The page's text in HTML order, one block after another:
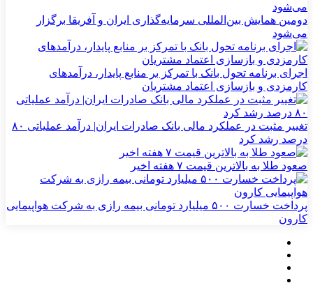
دومین همایش بین‌المللی سرمایه‌گذاری ایران و آفریقا برگزار
می‌شود
اجرای برنامه تحول بانک با تمرکز بر منابع پایدار، درآمدهای
کارمزدی و بازسازی اعتماد مشتریان
تغییر مثبت در عملکرد مالی بانک صادرات ایران| درآمد عملیاتی ۸۰
درصد رشد کرد
صعود طلا به بالاترین قیمت ۷ هفته اخیر
پرداخت خسارت ۵۰۰ میلیارد تومانی بیمه رازی به شرکت هواپیمایی
کارون